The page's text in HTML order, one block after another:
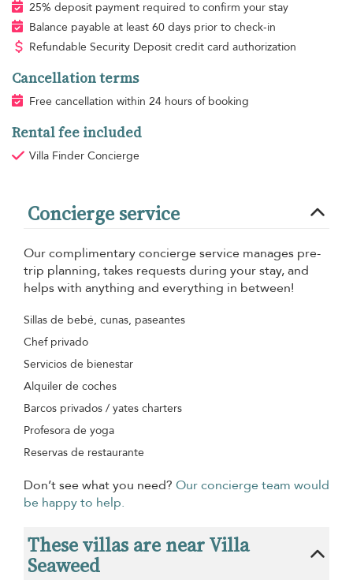
25% deposit payment required to confirm your stay
Balance payable at least 60 days prior to check-in
Refundable Security Deposit credit card authorization
Cancellation terms
Free cancellation within 24 hours of booking
Rental fee included
Villa Finder Concierge
Concierge service
Our complimentary concierge service manages pre-
trip planning, takes requests during your stay, and
helps with anything and everything in between!
Sillas de bebé, cunas, paseantes
Chef privado
Servicios de bienestar
Alquiler de coches
Barcos privados / yates charters
Profesora de yoga
Reservas de restaurante
Don’t see what you need? Our concierge team would
be happy to help.
These villas are near Villa
Seaweed